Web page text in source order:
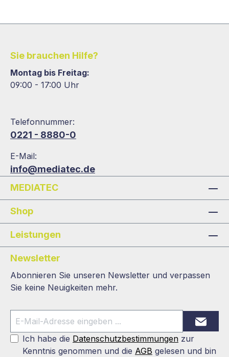
Sie brauchen Hilfe?
Montag bis Freitag:
09:00 - 17:00 Uhr
Telefonnummer:
0221 - 8880-0
E-Mail:
info@mediatec.de
MEDIATEC
Shop
Leistungen
Newsletter
Abonnieren Sie unseren Newsletter und verpassen
Sie keine Neuigkeiten mehr.
Ich habe die Datenschutzbestimmungen zur
Kenntnis genommen und die AGB gelesen und bin